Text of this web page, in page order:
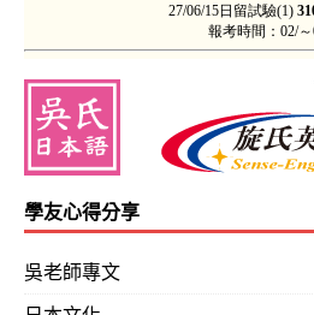
學友心得分享
吳老師專文